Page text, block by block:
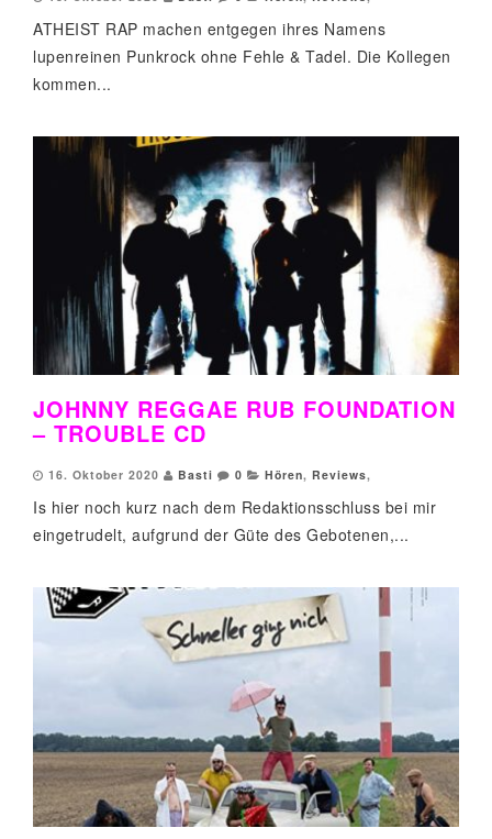
ATHEIST RAP machen entgegen ihres Namens
lupenreinen Punkrock ohne Fehle & Tadel. Die Kollegen
kommen...
JOHNNY REGGAE RUB FOUNDATION
– TROUBLE CD
16. Oktober 2020 Basti 0 Hören, Reviews,
Is hier noch kurz nach dem Redaktionsschluss bei mir
eingetrudelt, aufgrund der Güte des Gebotenen,...